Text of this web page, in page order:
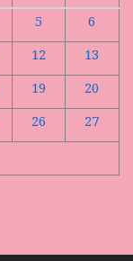
5
6
12
13
19
20
26
27